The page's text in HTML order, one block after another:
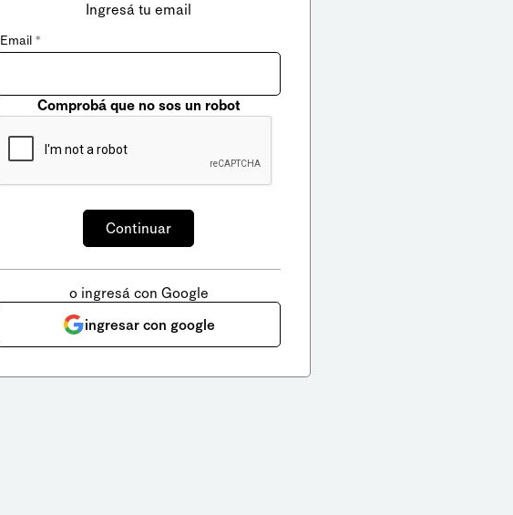
Ingresá tu email
Email *
Comprobá que no sos un robot
o ingresá con Google
ingresar con google